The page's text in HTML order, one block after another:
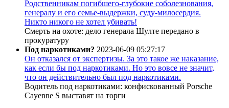
Родственникам погибшего-глубокие соболезнования,
генералу и его семье-выдержки, суду-милосердия.
Никто никого не хотел убивать!
Смерть на охоте: дело генерала Шулте передано в
прокуратуру
Под наркотиками? 2023-06-09 05:27:17
Он отказался от экспертизы. За это такое же наказание,
как если бы под наркотиками. Но это вовсе не значит,
что он действительно был под наркотиками.
Водитель под наркотиками: конфискованный Porsche
Cayenne S выставят на торги